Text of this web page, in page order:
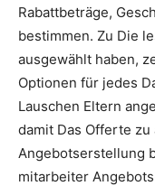
Rabattbeträge,
bestimmen. Zu Die
ausgewählt haben,
Optionen für jedes
Lauschen Eltern
damit Das Offerte
Angebotserstellung
mitarbeiter